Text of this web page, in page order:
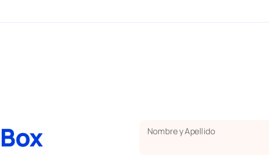
Box Nombre y Apellido